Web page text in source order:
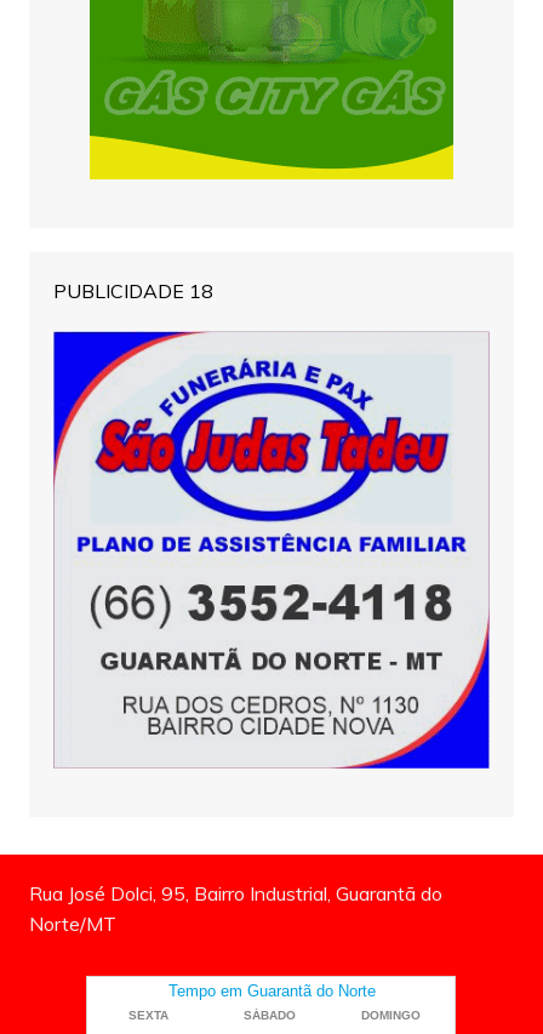
PUBLICIDADE 18
Rua José Dolci, 95, Bairro Industrial, Guarantã do
Norte/MT